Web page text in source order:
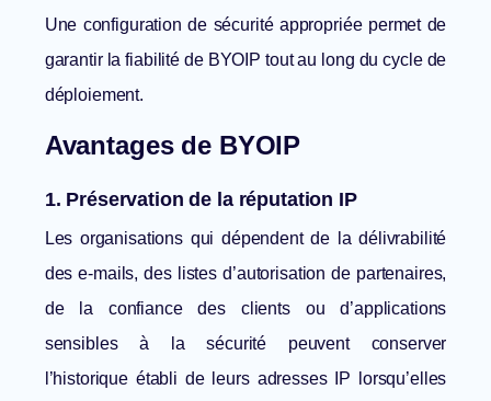
Une configuration de sécurité appropriée permet de
garantir la fiabilité de BYOIP tout au long du cycle de
déploiement.
Avantages de BYOIP
1. Préservation de la réputation IP
Les organisations qui dépendent de la délivrabilité
des e-mails, des listes d’autorisation de partenaires,
de la confiance des clients ou d’applications
sensibles à la sécurité peuvent conserver
l’historique établi de leurs adresses IP lorsqu’elles